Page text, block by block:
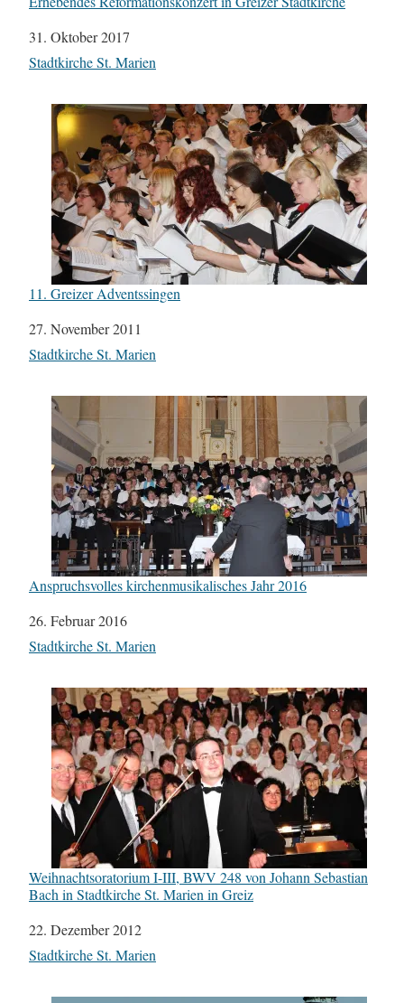
Datum
31. Oktober 2017
In Bezug auf
Stadtkirche St. Marien
11. Greizer Adventssingen
Datum
27. November 2011
In Bezug auf
Stadtkirche St. Marien
Anspruchsvolles kirchenmusikalisches Jahr 2016
Datum
26. Februar 2016
In Bezug auf
Stadtkirche St. Marien
Weihnachtsoratorium I-III, BWV 248 von Johann Sebastian
Bach in Stadtkirche St. Marien in Greiz
Datum
22. Dezember 2012
In Bezug auf
Stadtkirche St. Marien